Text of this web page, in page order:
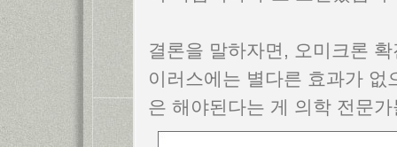
결론을 말하자면, 오미크론
이러스에는 별다른 효과가
은 해야된다는 게 의학 전문